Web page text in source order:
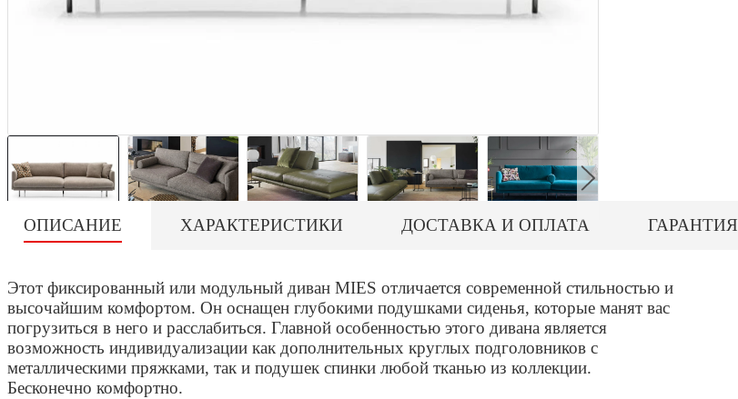
ОПИСАНИЕ ХАРАКТЕРИСТИКИ ДОСТАВКА И ОПЛАТА ГАРАНТИЯ
Этот фиксированный или модульный диван MIES отличается современной стильностью и
высочайшим комфортом. Он оснащен глубокими подушками сиденья, которые манят вас
погрузиться в него и расслабиться. Главной особенностью этого дивана является
возможность индивидуализации как дополнительных круглых подголовников с
металлическими пряжками, так и подушек спинки любой тканью из коллекции.
Бесконечно комфортно.